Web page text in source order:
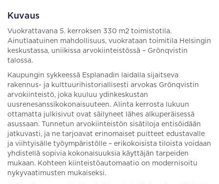
Kuvaus
Vuokrattavana 5. kerroksen 330 m2 toimistotila.
Ainutlaatuinen mahdollisuus, vuokrataan toimitila Helsingin
keskustassa, uniikissa arvokiinteistössä – Grönqvistin
talossa.
Kaupungin sykkeessä Esplanadin laidalla sijaitseva
rakennus- ja kulttuurihistoriallisesti arvokas Grönqvistin
arvokiinteistö, joka kuuluu ydinkeskustan
uusrenesanssikokonaisuuteen. Alinta kerrosta lukuun
ottamatta julkisivut ovat säilyneet lähes alkuperäisessä
asussaan. Tunnetun arvokiinteistön sisätiloja entisöidään
jatkuvasti, ja ne tarjoavat erinomaiset puitteet edustavalle
ja viihtyisälle työympäristölle – erikokoisista tiloista voidaan
yhdistellä sopivia kokonaisuuksia käyttäjän tarpeiden
mukaan. Kohteen kiinteistöautomaatio on modernisoitu
nykyvaatimusten mukaiseksi.